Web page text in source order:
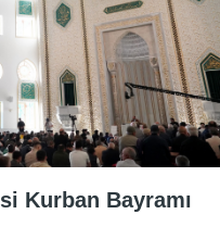
Kurban Bayramı